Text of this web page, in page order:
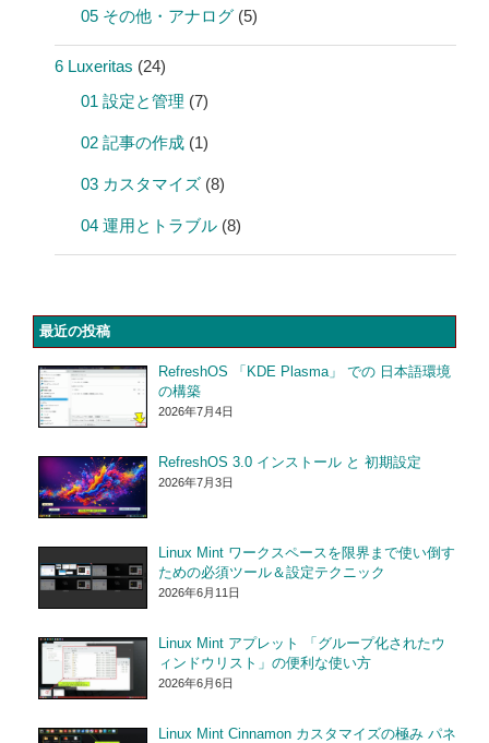
05 その他・アナログ (5)
6 Luxeritas (24)
01 設定と管理 (7)
02 記事の作成 (1)
03 カスタマイズ (8)
04 運用とトラブル (8)
最近の投稿
RefreshOS 「KDE Plasma」 での 日本語環境
の構築
2026年7月4日
RefreshOS 3.0 インストール と 初期設定
2026年7月3日
Linux Mint ワークスペースを限界まで使い倒す
ための必須ツール＆設定テクニック
2026年6月11日
Linux Mint アプレット 「グループ化されたウ
ィンドウリスト」の便利な使い方
2026年6月6日
Linux Mint Cinnamon カスタマイズの極み パネ